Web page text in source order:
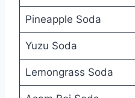
Pineapple Soda
Yuzu Soda
Lemongrass Soda